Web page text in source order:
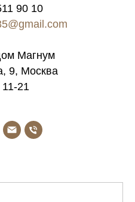
90 10
Магнум
9, Москва
11-21